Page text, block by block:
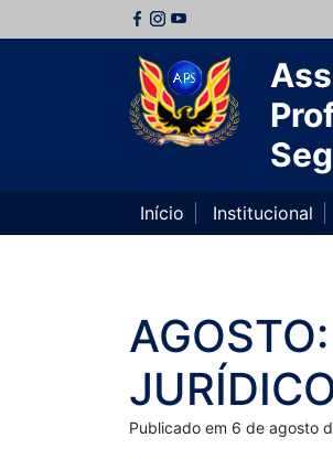
Início Institucional
Publicado em 6 de agosto